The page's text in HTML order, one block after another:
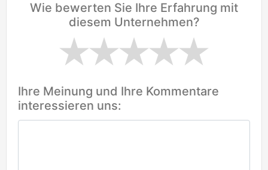
Wie bewerten Sie Ihre Erfahrung mit
diesem Unternehmen?
Ihre Meinung und Ihre Kommentare
interessieren uns: